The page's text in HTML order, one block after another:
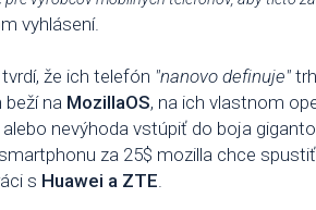
vyhlásení.
že ich telefón "nanovo definuje"
beží na MozillaOS, na ich vlastnom
nevýhoda vstúpiť do boja
za 25$ mozilla chce
s Huawei a ZTE.